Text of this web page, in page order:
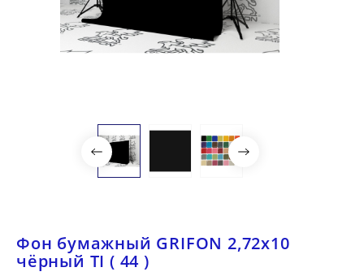
Фон бумажный GRIFON 2,72х10
чёрный TI ( 44 )